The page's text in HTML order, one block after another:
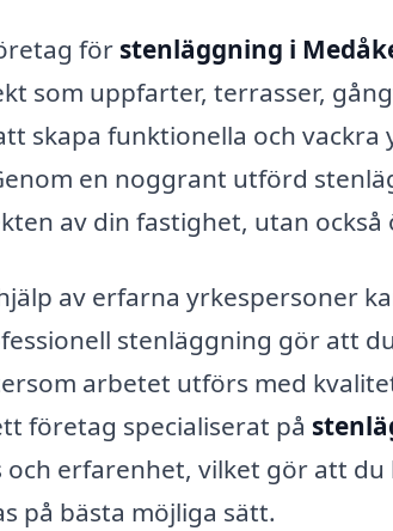
för stenläggning i
som uppfarter, terrasser,
skapa funktionella och
en noggrant utförd
av din fastighet, utan också
av erfarna yrkespersoner
stenläggning gör att
arbetet utförs med
företag specialiserat på
och erfarenhet, vilket gör att
på bästa möjliga sätt.